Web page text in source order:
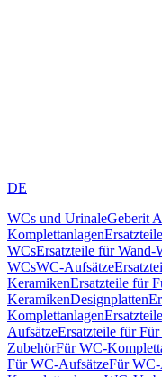
DE
WCs und UrinaleGeberit
Komplettanlagen
WCsErsatzteile für Wand-
WCsWC-Aufsätze
KeramikenErsatzteile für
KeramikenDesignplatten
Komplettanlagen
AufsätzeErsatzteile für
ZubehörFür WC-
Für WC-AufsätzeFür